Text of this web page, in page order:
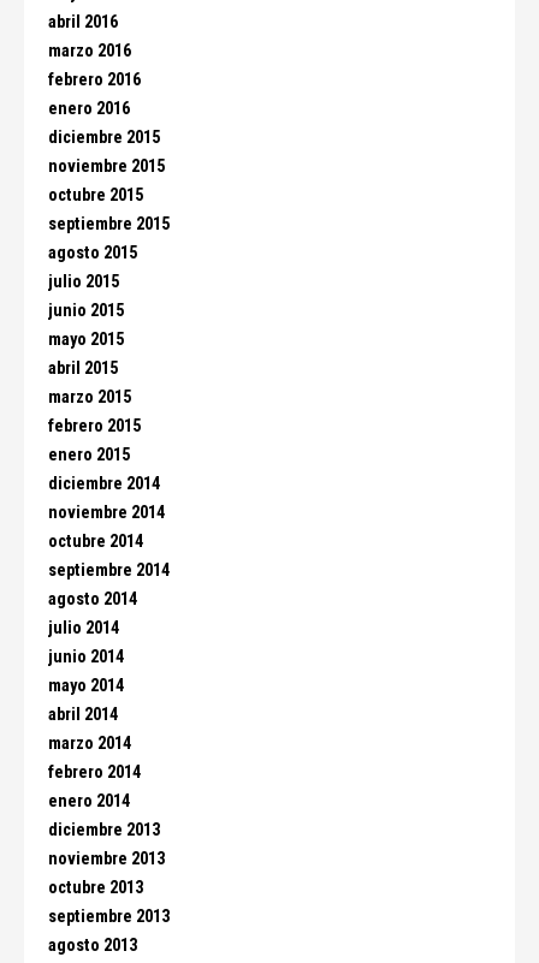
abril 2016
marzo 2016
febrero 2016
enero 2016
diciembre 2015
noviembre 2015
octubre 2015
septiembre 2015
agosto 2015
julio 2015
junio 2015
mayo 2015
abril 2015
marzo 2015
febrero 2015
enero 2015
diciembre 2014
noviembre 2014
octubre 2014
septiembre 2014
agosto 2014
julio 2014
junio 2014
mayo 2014
abril 2014
marzo 2014
febrero 2014
enero 2014
diciembre 2013
noviembre 2013
octubre 2013
septiembre 2013
agosto 2013